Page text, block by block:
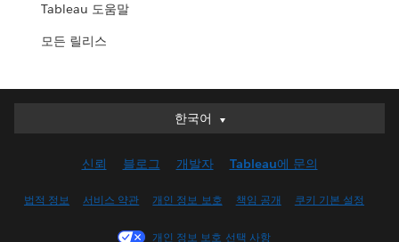
Tableau 도움말
모든 릴리스
한국어
한국어
English (UK)
신뢰 블로그 개발자 Tableau에 문의
법적 정보 서비스 약관 개인 정보 보호 책임 공개 쿠키 기본 설정
개인 정보 보호 선택 사항